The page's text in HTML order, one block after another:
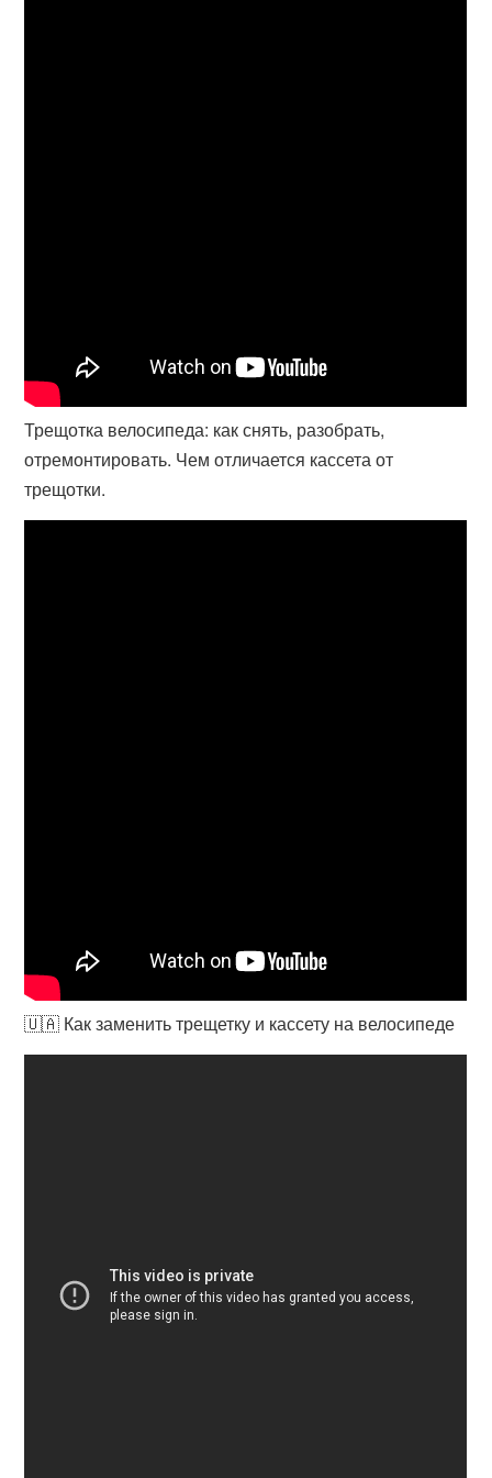
Трещотка велосипеда: как снять, разобрать,
отремонтировать. Чем отличается кассета от
трещотки.
🇺🇦 Как заменить трещетку и кассету на велосипеде